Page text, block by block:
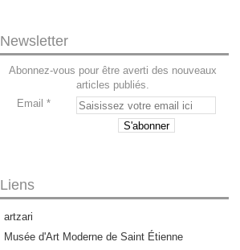
Newsletter
Abonnez-vous pour être averti des nouveaux
articles publiés.
Email
Liens
artzari
Musée d'Art Moderne de Saint Étienne